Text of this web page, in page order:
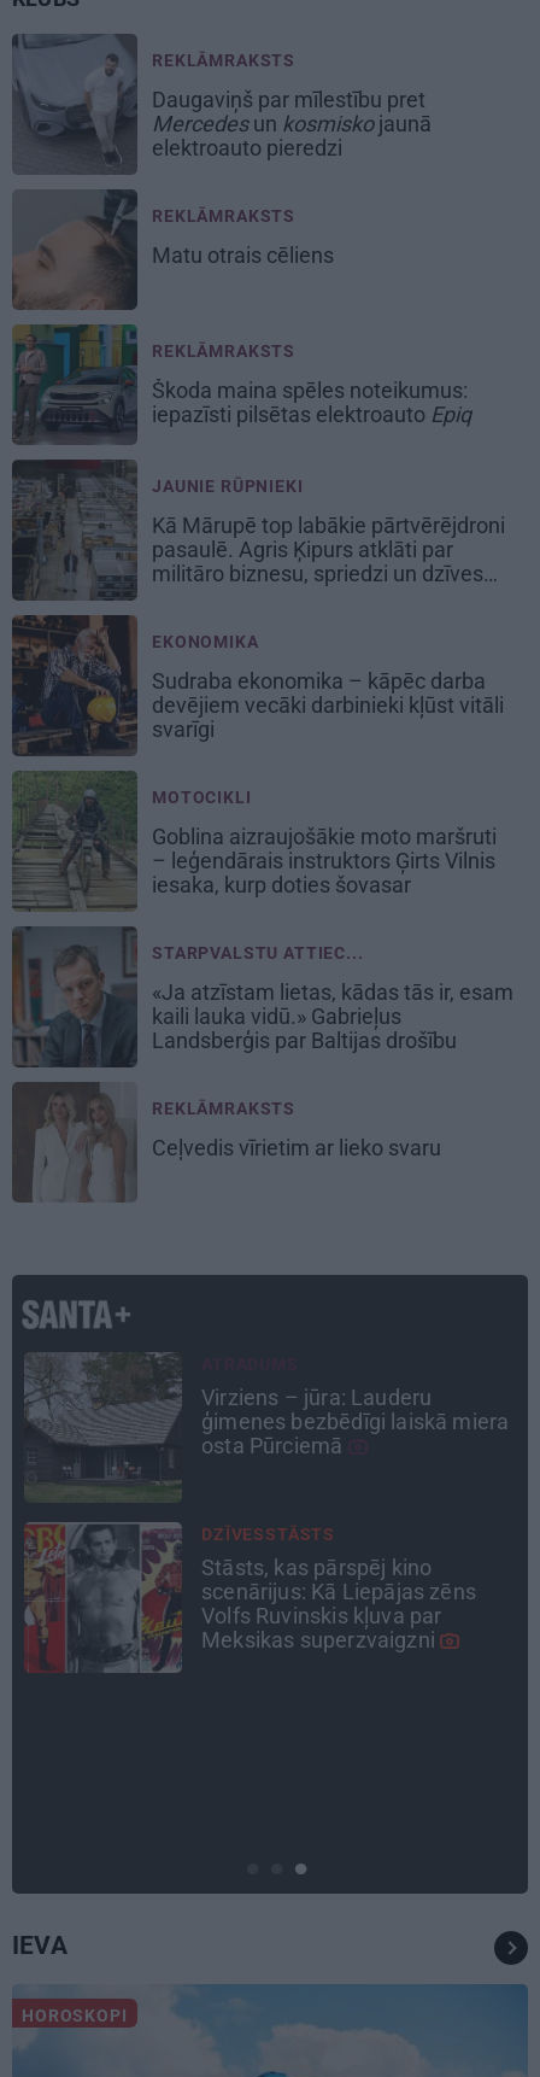
REKLĀMRAKSTS
Daugaviņš par mīlestību pret
Mercedesun kosmiskojaunā
elektroauto pieredzi
REKLĀMRAKSTS
Matu otrais cēliens
REKLĀMRAKSTS
Škoda maina spēles noteikumus:
iepazīsti pilsētas elektroauto Epiq
JAUNIE RŪPNIEKI
Kā Mārupē top labākie pārtvērējdroni
pasaulē. Agris Ķipurs atklāti par
militāro biznesu, spriedzi un dzīves
EKONOMIKA
Sudraba ekonomika – kāpēc darba
devējiem vecāki darbinieki kļūst vitāli
svarīgi
MOTOCIKLI
Goblina aizraujošākie moto maršruti
– leģendārais instruktors Ģirts Vilnis
iesaka, kurp doties šovasar
STARPVALSTU ATTIEC...
«Ja atzīstam lietas, kādas tās ir, esam
kaili lauka vidū.» Gabrieļus
Landsberģis par Baltijas drošību
REKLĀMRAKSTS
Ceļvedis vīrietim ar lieko svaru
«Manā kabinetā bijusi teju visa
Liepāja.» Ārste Ingrīda
Gardovska par vairāk nekā 50
ATTIECĪBAS
Ko darīt, ja esi kopā ar
pieauguša vīrieša ķermenī
noslēpušos puišeli?
IEVA
HOROSKOPI